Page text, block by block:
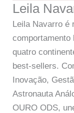
Leila
Leila Navarro é
comportamento
quatro
best-sellers.
Inovação,
Astronauta
OURO ODS,